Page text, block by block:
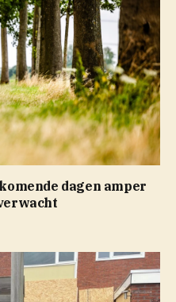
dagen amper